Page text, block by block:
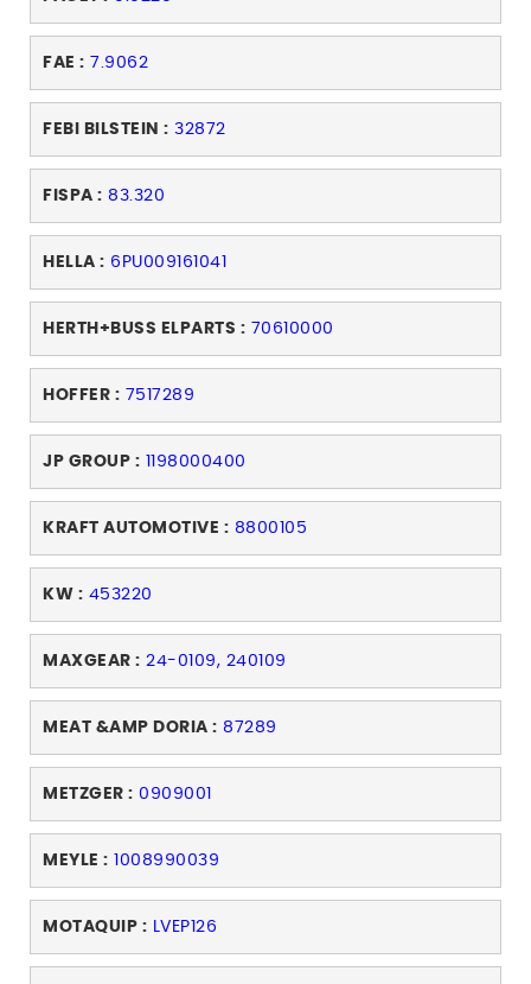
FAE : 7.9062
FEBI BILSTEIN : 32872
FISPA : 83.320
HELLA : 6PU009161041
HERTH+BUSS ELPARTS : 70610000
HOFFER : 7517289
JP GROUP : 1198000400
KRAFT AUTOMOTIVE : 8800105
KW : 453220
MAXGEAR : 24-0109, 240109
MEAT &AMP DORIA : 87289
METZGER : 0909001
MEYLE : 1008990039
MOTAQUIP : LVEP126